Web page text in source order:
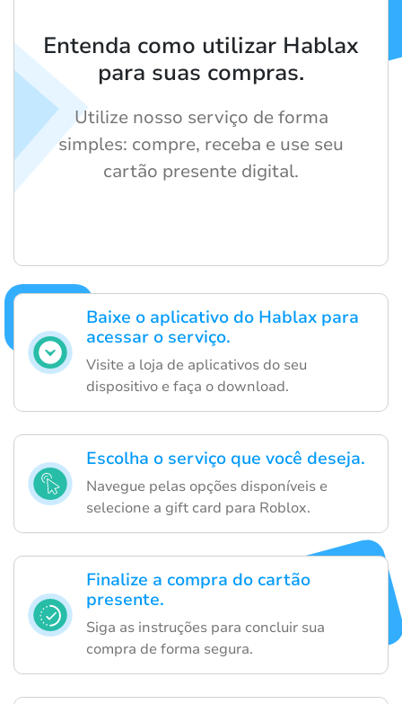
Baixe o aplicativo do Hablax para
acessar o serviço.
Visite a loja de aplicativos do seu
dispositivo e faça o download.
Escolha o serviço que você deseja.
Navegue pelas opções disponíveis e
selecione a gift card para Roblox.
Finalize a compra do cartão
presente.
Siga as instruções para concluir sua
compra de forma segura.
Entenda como utilizar Hablax
para suas compras.
Utilize nosso serviço de forma
simples: compre, receba e use seu
cartão presente digital.